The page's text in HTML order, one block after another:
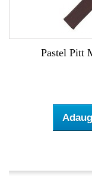
Pastel Pitt